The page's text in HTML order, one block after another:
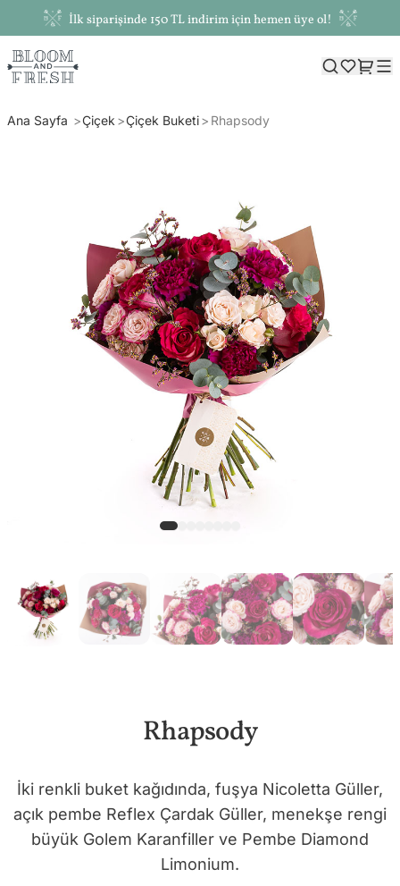
İlk siparişinde 150 TL indirim için hemen üye ol!
Ana Sayfa Çiçek Çiçek Buketi Rhapsody
Rhapsody
İki renkli buket kağıdında, fuşya Nicoletta Güller,
açık pembe Reflex Çardak Güller, menekşe rengi
büyük Golem Karanfiller ve Pembe Diamond
Limonium.